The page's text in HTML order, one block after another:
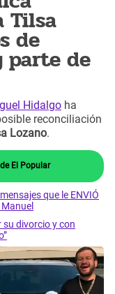
Tilsa
de
parte de
Hidalgo ha
reconciliación
Lozano.
El Popular
que le ENVIÓ
divorcio y con